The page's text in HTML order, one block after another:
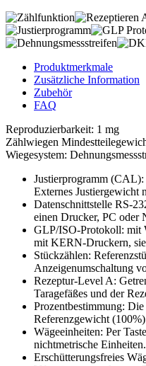
Produktmerkmale
Zusätzliche Information
Zubehör
FAQ
Reproduzierbarkeit: 1 mg
Zählwiegen
Wiegesystem:
Justierprogramm
Externes Justiergewicht
Datenschnittstelle RS-
einen Drucker, PC oder
GLP/ISO-Protokoll: mit
mit KERN-Druckern,
Stückzählen:
Anzeigenumschaltung
Rezeptur-Level A:
Taragefäßes und der
Prozentbestimmung:
Referenzgewicht
Wägeeinheiten: Per
nichtmetrische Einheiten.
Erschütterungsfreies